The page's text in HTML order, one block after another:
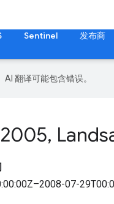
Sentinel 发布商
翻译可能包含错误。
,
07-